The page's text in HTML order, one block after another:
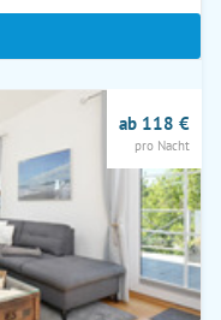
ab 118 €
pro Nacht